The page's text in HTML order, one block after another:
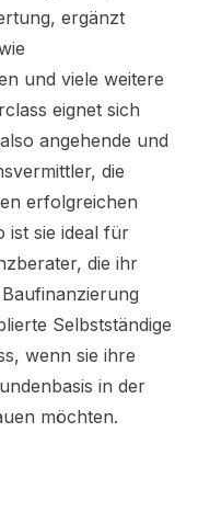
ergänzt
und viele weitere
eignet sich
angehende und
die
erfolgreichen
ist sie ideal für
die ihr
Selbstständige
wenn sie ihre
in der
möchten.